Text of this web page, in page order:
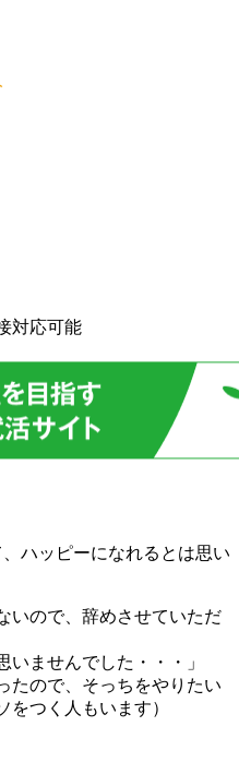
ハッピーになれるとは思い
いので、辞めさせていただ
いませんでした・・・」
たので、そっちをやりたい
をつく人もいます）